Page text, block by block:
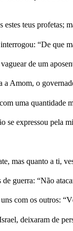
teus profetas;
“De que
de um
Amom, o
uma quantidade
se expressou pela
mas quanto a ti,
guerra: “Não
com os outros:
deixaram de